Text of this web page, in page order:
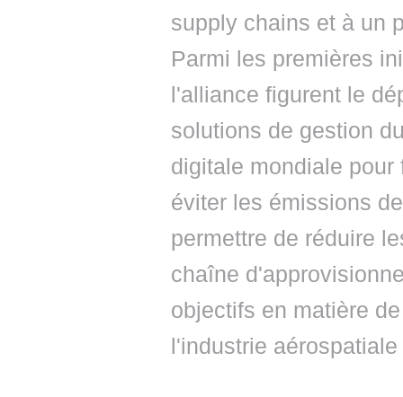
supply chains et à un
Parmi les premières
l'alliance figurent le
solutions de gestion
digitale mondiale
éviter les émissions
permettre de réduire
chaîne
objectifs en matière
l'industrie